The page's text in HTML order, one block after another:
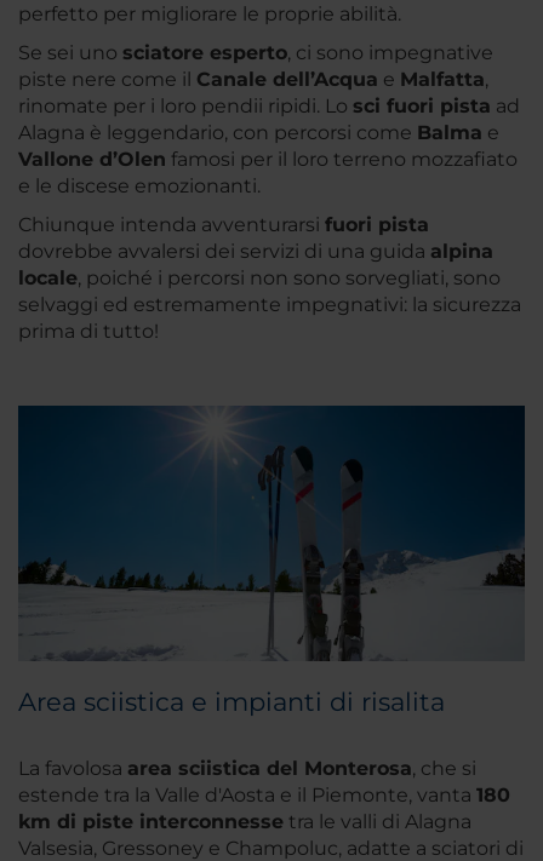
perfetto per migliorare le proprie abilità.
Se sei uno sciatore esperto, ci sono impegnative
piste nere come il Canale dell’Acqua e Malfatta,
rinomate per i loro pendii ripidi. Lo sci fuori pista ad
Alagna è leggendario, con percorsi come Balma e
Vallone d’Olen famosi per il loro terreno mozzafiato
e le discese emozionanti.
Chiunque intenda avventurarsi fuori pista
dovrebbe avvalersi dei servizi di una guida alpina
locale, poiché i percorsi non sono sorvegliati, sono
selvaggi ed estremamente impegnativi: la sicurezza
prima di tutto!
Area sciistica e impianti di risalita
La favolosa area sciistica del Monterosa, che si
estende tra la Valle d'Aosta e il Piemonte, vanta 180
km di piste interconnesse tra le valli di Alagna
Valsesia, Gressoney e Champoluc, adatte a sciatori di